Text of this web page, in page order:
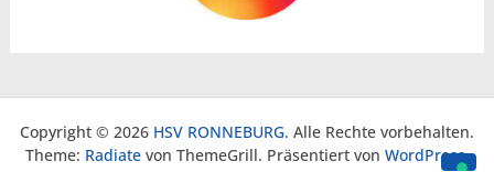
Copyright © 2026 HSV RONNEBURG. Alle Rechte vorbehalten.
Theme: Radiatevon ThemeGrill. Präsentiert von WordPress.